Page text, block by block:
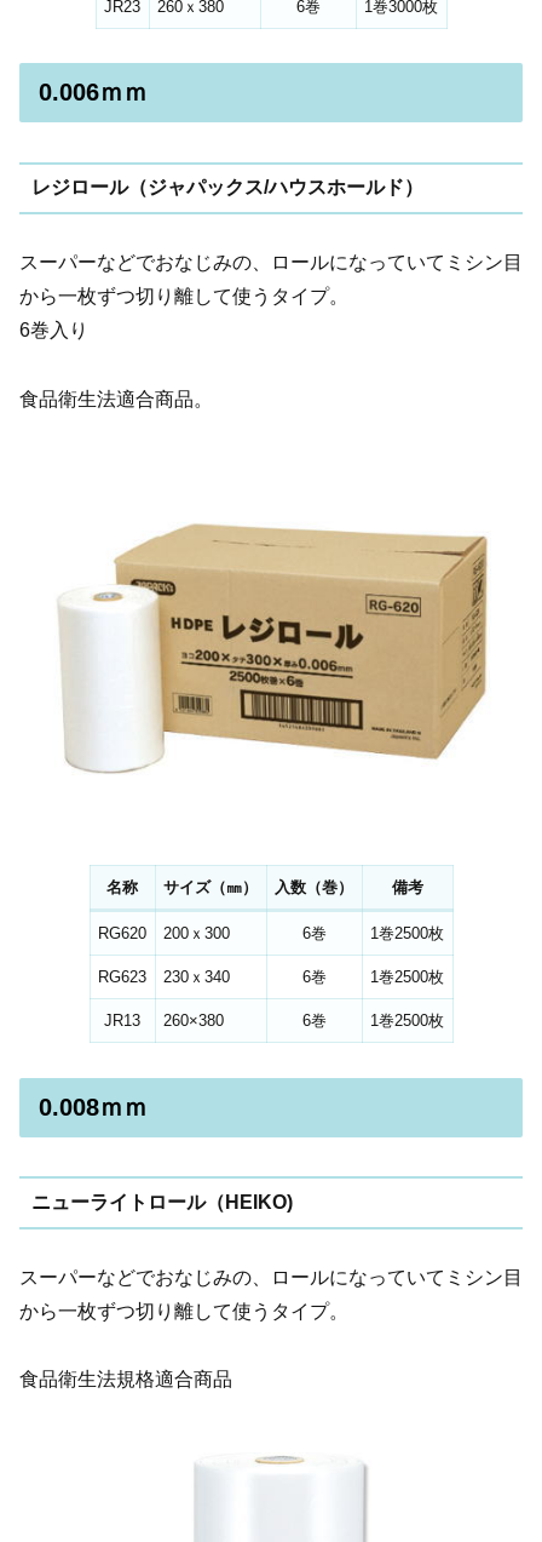
JR23 260ｘ380 6巻 1巻3000枚
0.006ｍｍ
レジロール（ジャパックス/ハウスホールド）
スーパーなどでおなじみの、ロールになっていてミシン目
から一枚ずつ切り離して使うタイプ。
6巻入り
食品衛生法適合商品。
名称 サイズ（㎜） 入数（巻） 備考
RG620 200ｘ300 6巻 1巻2500枚
RG623 230ｘ340 6巻 1巻2500枚
JR13 260×380 6巻 1巻2500枚
0.008ｍｍ
ニューライトロール（HEIKO)
スーパーなどでおなじみの、ロールになっていてミシン目
から一枚ずつ切り離して使うタイプ。
食品衛生法規格適合商品